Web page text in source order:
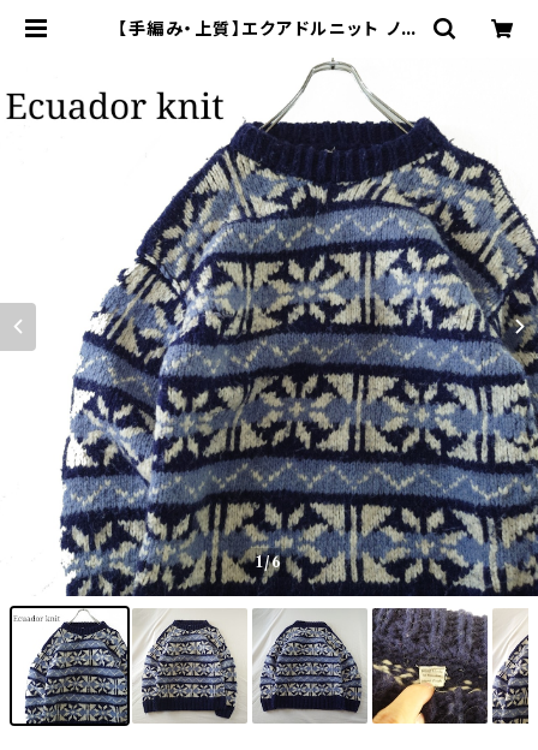
【手編み・上質】エクアドルニット ノル
オンライン古着屋 9chord
1/6